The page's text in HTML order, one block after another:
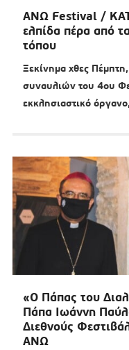
ΑΝΩ Festival /
ελπίδα πέρα από
τόπου
Ξεκίνημα χθες
συναυλιών του 4ου
εκκλησιαστικό
«Ο Πάπας του
Πάπα Ιωάννη
Διεθνούς
ΑΝΩ